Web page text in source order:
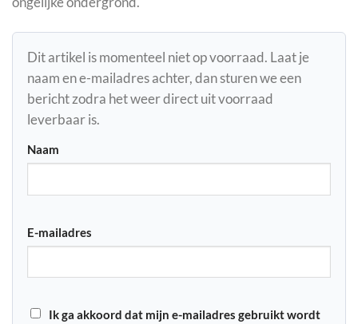
Dit artikel is momenteel niet op voorraad. Laat je
naam en e-mailadres achter, dan sturen we een
bericht zodra het weer direct uit voorraad
leverbaar is.
Naam
E-mailadres
Ik ga akkoord dat mijn e-mailadres gebruikt wordt